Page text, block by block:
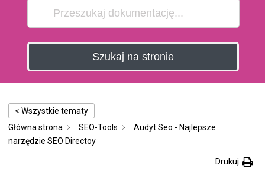
Szukaj na stronie
< Wszystkie tematy
Główna strona
SEO-Tools
Audyt Seo - Najlepsze
narzędzie SEO Directoy
Drukuj